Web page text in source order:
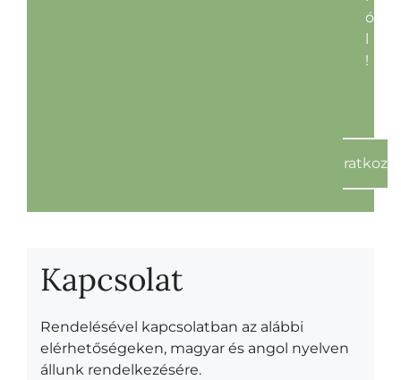
ó
!
Kapcsolat
Rendelésével kapcsolatban az alábbi
elérhetőségeken, magyar és angol nyelven
állunk rendelkezésére.